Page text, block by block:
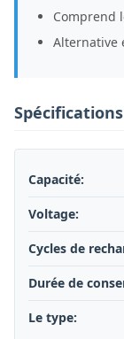
Comprend
Alternative
Capacité:
Voltage:
Cycles de
Durée de
Le type: